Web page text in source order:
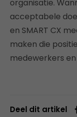
organisatie.
acceptabele
en SMART CX
maken die
medewerkers
Deel dit artikel